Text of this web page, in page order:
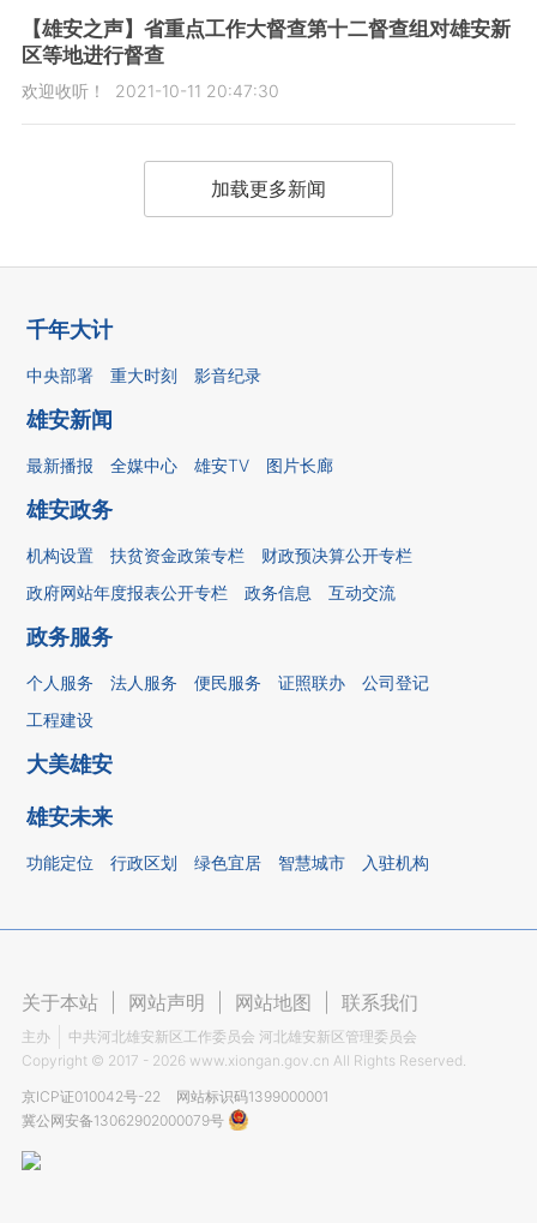
【雄安之声】省重点工作大督查第十二督查组对雄安新
区等地进行督查
欢迎收听！ 2021-10-11 20:47:30
加载更多新闻
千年大计
中央部署 重大时刻 影音纪录
雄安新闻
最新播报 全媒中心 雄安TV 图片长廊
雄安政务
机构设置 扶贫资金政策专栏
财政预决算公开专栏
政府网站年度报表公开专栏
政务信息 互动交流
政务服务
个人服务 法人服务 便民服务 证照联办
公司登记
工程建设
大美雄安
雄安未来
功能定位 行政区划 绿色宜居 智慧城市 入驻机构
关于本站 网站声明 网站地图 联系我们
主办
中共河北雄安新区工作委员会 河北雄安新区管理委员会
Copyright © 2017 - 2026 www.xiongan.gov.cn All Rights Reserved.
京ICP证010042号-22
网站标识码1399000001
冀公网安备13062902000079号